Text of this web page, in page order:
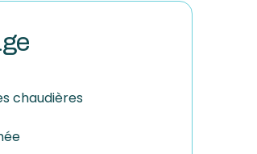
chaudières